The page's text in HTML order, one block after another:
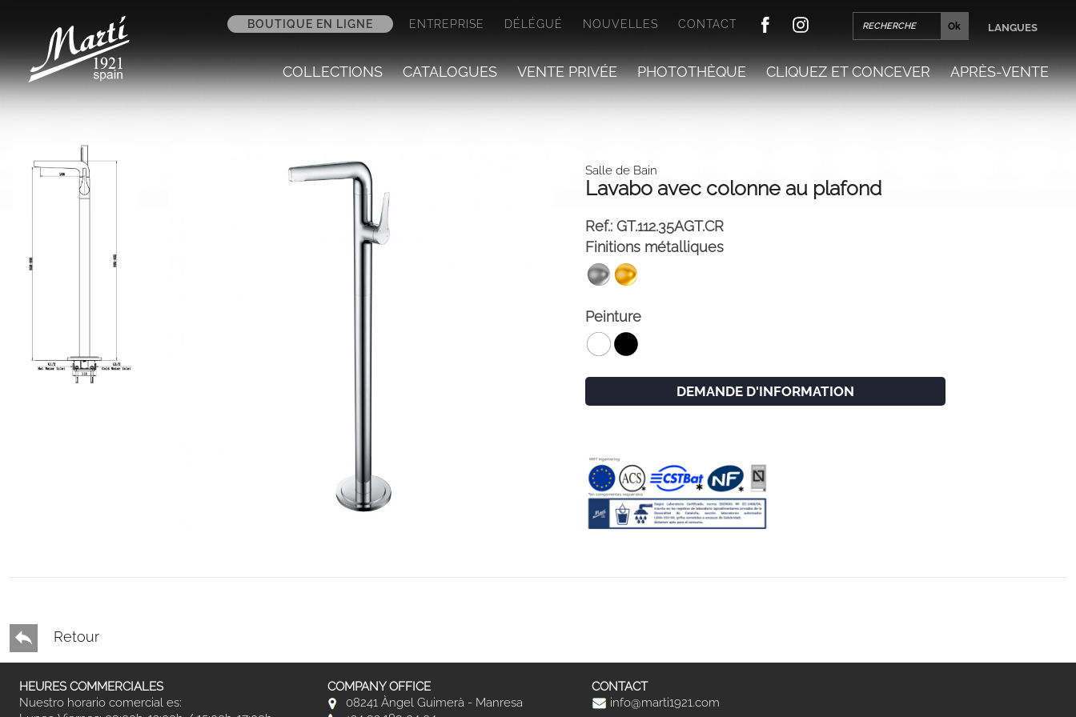
BOUTIQUE EN LIGNE ENTREPRISE DÉLÉGUÉ NOUVELLES CONTACT
COLLECTIONS CATALOGUES VENTE PRIVÉE PHOTOTHÈQUE CLIQUEZ ET CONCEVER APRÈS-VENTE
LANGUES
Salle de Bain
Lavabo avec colonne au plafond
Ref.: GT.112.35AGT.CR
Finitions métalliques
Peinture
DEMANDE D'INFORMATION
Retour
HEURES COMMERCIALES
Nuestro horario comercial es:
COMPANY OFFICE
08241 Àngel Guimerà - Manresa
CONTACT
info@marti1921.com